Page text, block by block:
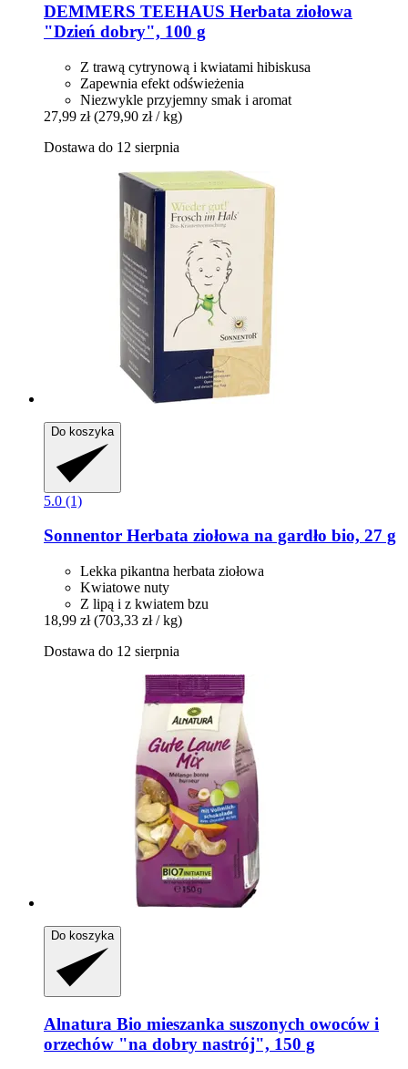
DEMMERS TEEHAUS Herbata ziołowa
"Dzień dobry", 100 g
Z trawą cytrynową i kwiatami hibiskusa
Zapewnia efekt odświeżenia
Niezwykle przyjemny smak i aromat
27,99 zł (279,90 zł / kg)
Dostawa do 12 sierpnia
Do koszyka
5.0 (1)
Sonnentor Herbata ziołowa na gardło bio, 27 g
Lekka pikantna herbata ziołowa
Kwiatowe nuty
Z lipą i z kwiatem bzu
18,99 zł (703,33 zł / kg)
Dostawa do 12 sierpnia
Do koszyka
Alnatura Bio mieszanka suszonych owoców i
orzechów "na dobry nastrój", 150 g